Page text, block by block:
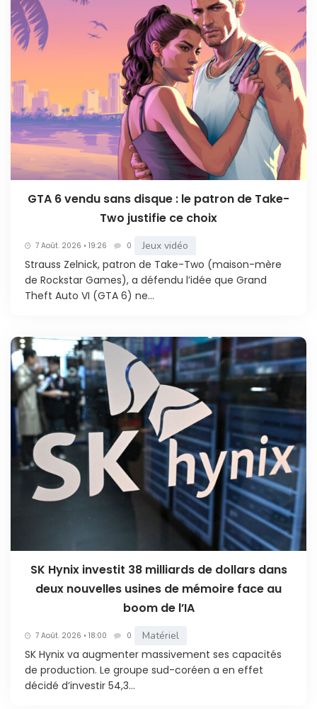
GTA 6 vendu sans disque : le patron de Take-
Two justifie ce choix
7 Août. 2026 • 19:26 0 Jeux vidéo
Strauss Zelnick, patron de Take-Two (maison-mère
de Rockstar Games), a défendu l’idée que Grand
Theft Auto VI (GTA 6) ne...
SK Hynix investit 38 milliards de dollars dans
deux nouvelles usines de mémoire face au
boom de l’IA
7 Août. 2026 • 18:00 0 Matériel
SK Hynix va augmenter massivement ses capacités
de production. Le groupe sud-coréen a en effet
décidé d’investir 54,3...